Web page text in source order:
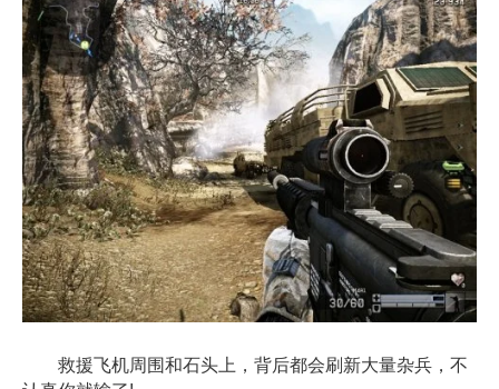
救援飞机周围和石头上，背后都会刷新大量杂兵，不